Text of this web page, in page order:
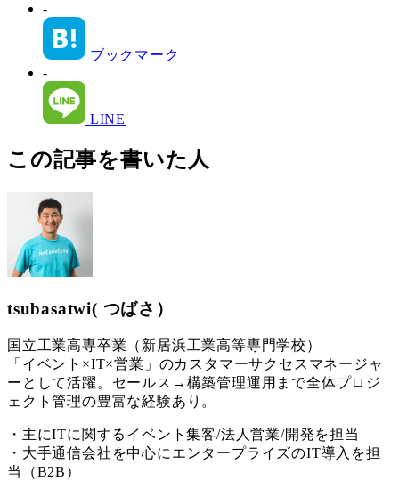
-
ブックマーク
-
LINE
この記事を書いた人
tsubasatwi( つばさ）
国立工業高専卒業（新居浜工業高等専門学校）
「イベント×IT×営業」のカスタマーサクセスマネージャ
ーとして活躍。セールス→構築管理運用まで全体プロジ
ェクト管理の豊富な経験あり。
・主にITに関するイベント集客/法人営業/開発を担当
・大手通信会社を中心にエンタープライズのIT導入を担
当（B2B）